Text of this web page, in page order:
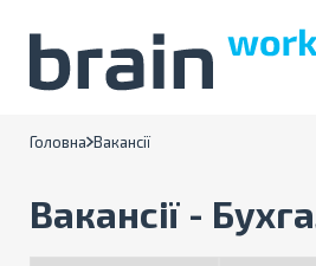
Головна Вакансії
Вакансії -